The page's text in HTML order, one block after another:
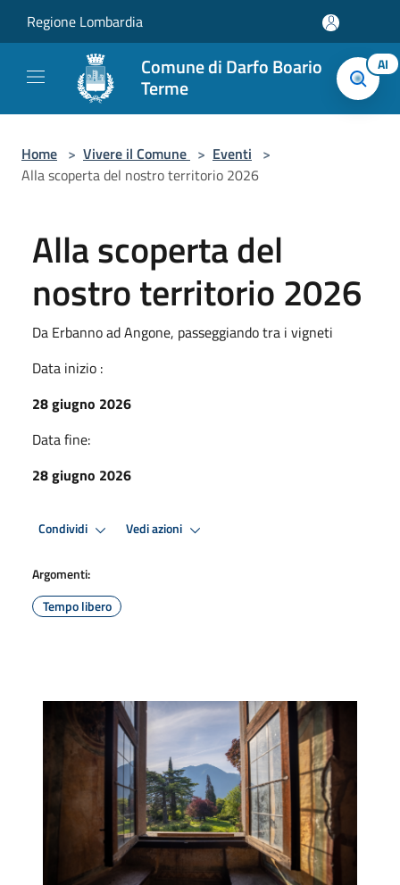
Regione Lombardia
Comune di Darfo Boario
Terme
AI
Home > Vivere il Comune > Eventi >
Alla scoperta del nostro territorio 2026
Alla scoperta del
nostro territorio 2026
Da Erbanno ad Angone, passeggiando tra i vigneti
Data inizio :
28 giugno 2026
Data fine:
28 giugno 2026
Condividi Vedi azioni
Argomenti:
Tempo libero